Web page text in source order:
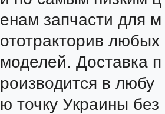
енам запчасти для м
ототракторив любых
моделей. Доставка п
роизводится в любу
ю точку Украины без